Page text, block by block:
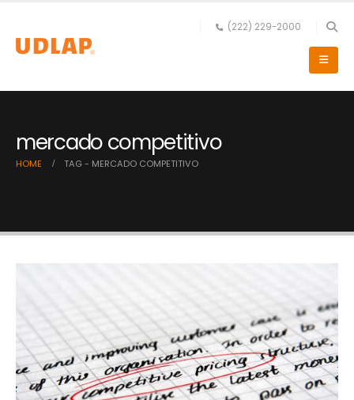
(222) 229-2000
mercado competitivo
HOME TAG - MERCADO COMPETITIVO